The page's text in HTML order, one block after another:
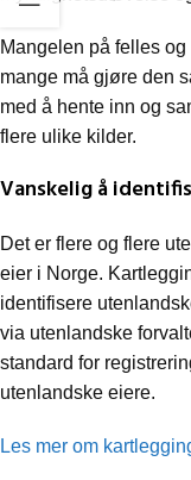
Mangelen på felles
mange må gjøre den
med å hente inn og
flere ulike kilder.
Vanskelig å
Det er flere og flere
eier i Norge.
identifisere
via utenlandske
standard for
utenlandske eiere.
Les mer om